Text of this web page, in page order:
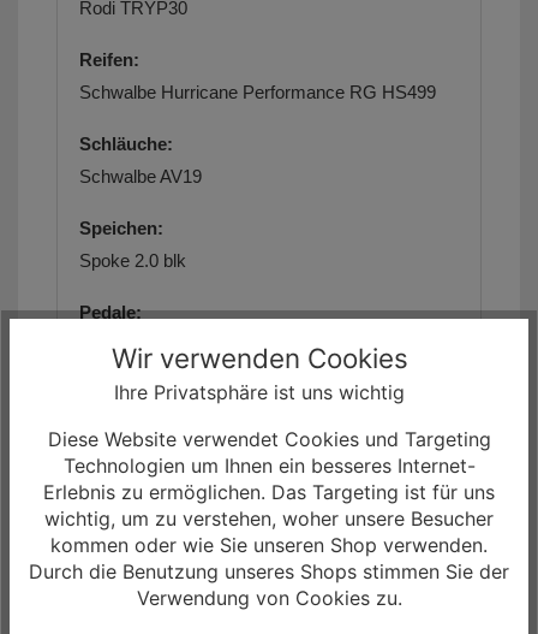
Rodi TRYP30
Reifen:
Schwalbe Hurricane Performance RG HS499
Schläuche:
Schwalbe AV19
Speichen:
Spoke 2.0 blk
Pedale:
Plattform
Beleuchtung vorne:
Fuxon FS-50 EB, 50 lux
Beleuchtung hinten:
Fuxon R-Glow EB
Gepäckträger:
MonkeyLoad Carrier
Wir verwenden Cookies
Ihre Privatsphäre ist uns wichtig
Diese Website verwendet Cookies und Targeting
Technologien um Ihnen ein besseres Internet-
Erlebnis zu ermöglichen. Das Targeting ist für uns
wichtig, um zu verstehen, woher unsere Besucher
kommen oder wie Sie unseren Shop verwenden.
Durch die Benutzung unseres Shops stimmen Sie der
Verwendung von Cookies zu.